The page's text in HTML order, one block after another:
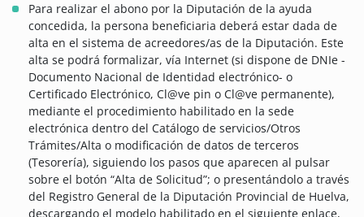
Para realizar el abono por la Diputación de la ayuda
concedida, la persona beneficiaria deberá estar dada de
alta en el sistema de acreedores/as de la Diputación. Este
alta se podrá formalizar, vía Internet (si dispone de DNIe -
Documento Nacional de Identidad electrónico- o
Certificado Electrónico, Cl@ve pin o Cl@ve permanente),
mediante el procedimiento habilitado en la sede
electrónica dentro del Catálogo de servicios/Otros
Trámites/Alta o modificación de datos de terceros
(Tesorería), siguiendo los pasos que aparecen al pulsar
sobre el botón “Alta de Solicitud”; o presentándolo a través
del Registro General de la Diputación Provincial de Huelva,
descargando el modelo habilitado en el siguiente enlace,